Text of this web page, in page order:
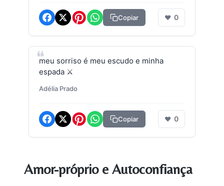
Copiar ❤ 0
meu sorriso é meu escudo e minha
espada ⚔️
Adélia Prado
Copiar ❤ 0
Amor-próprio e Autoconfiança